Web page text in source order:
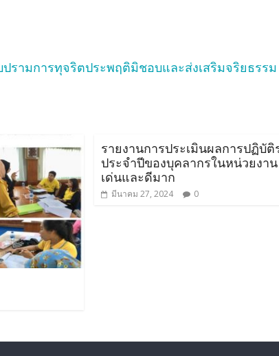
รามการทุจริตประพฤติมิชอบและส่งเสริมจริยธรรม
รายงานการประเมินผลการปฏิบัติ
ประจำปีของบุคลากรในหน่วยงา
เด่นและดีมาก
มีนาคม 27, 2024 0